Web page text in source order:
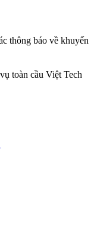
thông báo về khuyến
toàn cầu Việt Tech